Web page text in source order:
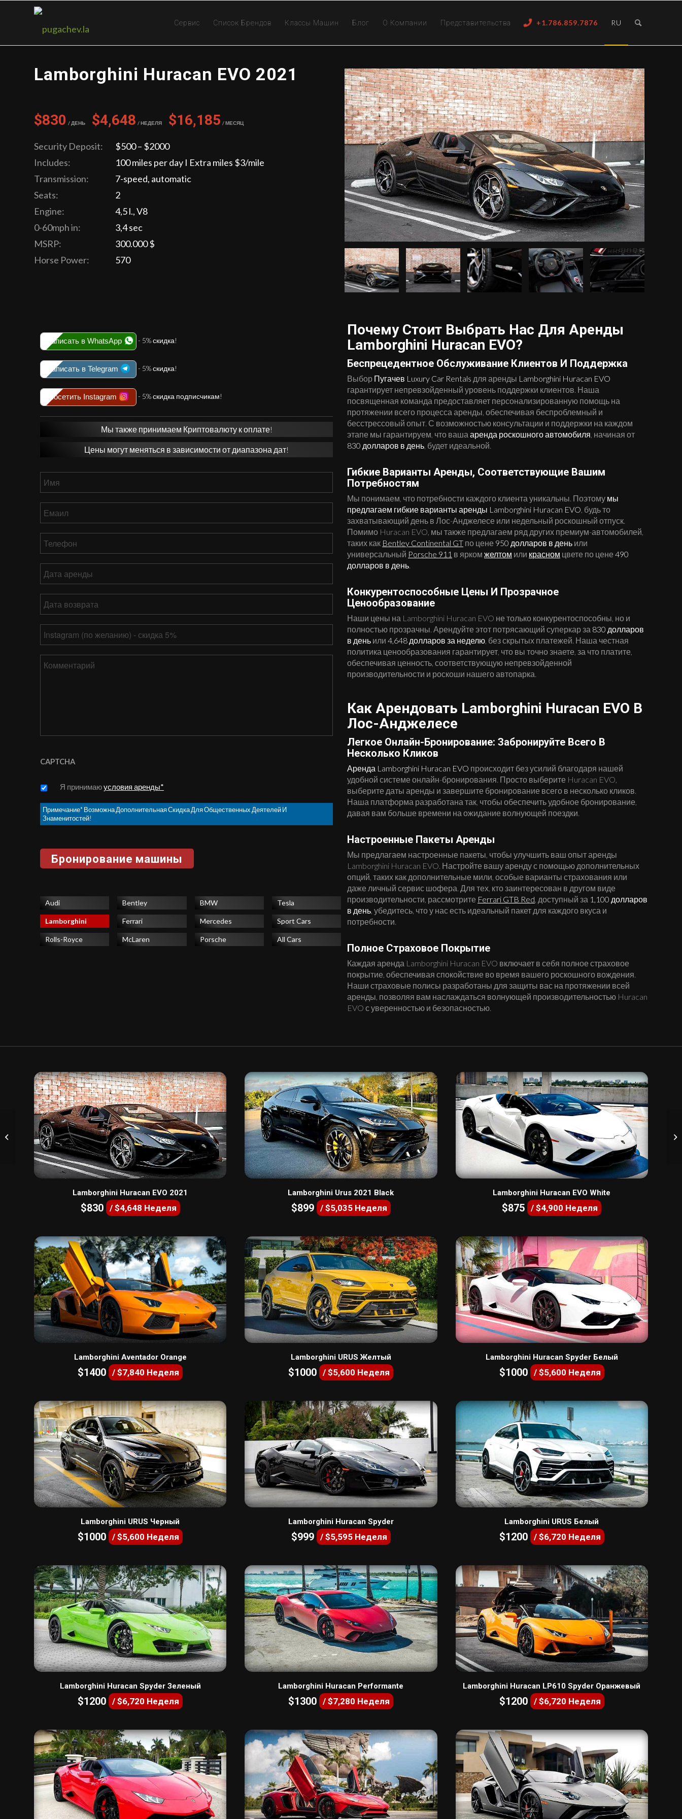
Сервис Список Брендов Классы Машин Блог О Компании Представительства +1.786.859.7876 RU
Lamborghini Huracan EVO 2021
$830 / День $4,648 / Неделя $16,185 / Месяц
Security Deposit:
$500 – $2000
Includes:
100 miles per day I Extra miles $3/mile
Transmission:
7-speed, automatic
Seats:
2
Engine:
4,5 l., V8
0-60mph in:
3,4 sec
MSRP:
300.000 $
Horse Power:
570
Написать в WhatsApp - 5% скидка!
Написать в Telegram - 5% скидка!
Посетить Instagram - 5% скидка подписчикам!
Мы также принимаем Криптовалюту к оплате!
Цены могут меняться в зависимости от диапазона дат!
аренды
слеш
ДД
слеш
ГГГГ
возврата *
слеш
слеш
ГГГГ
Instagram
CAPTCHA
Untitled *
Я принимаюусловия аренды*
Примечание* Возможна Дополнительная Скидка Для Общественных Деятелей И
Знаменитостей!
Audi
Lamborghini
Rolls-Royce
Bentley
Ferrari
McLaren
BMW
Mercedes
Porsche
Tesla
Sport Cars
All Cars
Почему Стоит Выбрать Нас Для Аренды
Lamborghini Huracan EVO?
Беспрецедентное Обслуживание Клиентов И Поддержка
Выбор Пугачев Luxury Car Rentals для аренды Lamborghini Huracan EVO
гарантирует непревзойденный уровень поддержки клиентов. Наша
посвященная команда предоставляет персонализированную помощь на
протяжении всего процесса аренды, обеспечивая беспроблемный и
бесстрессовый опыт. С возможностью консультации и поддержки на каждом
этапе мы гарантируем, что вашааренда роскошного автомобиля, начиная от
830 долларов в день, будет идеальной.
Гибкие Варианты Аренды, Соответствующие Вашим
Потребностям
Мы понимаем, что потребности каждого клиента уникальны. Поэтому мы
предлагаем гибкие варианты аренды Lamborghini Huracan EVO, будь то
захватывающий день в Лос-Анджелесе или недельный роскошный отпуск.
Помимо Huracan EVO, мы также предлагаем ряд других премиум-автомобилей,
таких как Bentley Continental GT по цене 950 долларов в день или
универсальный Porsche 911 в яркомжелтом или красном цвете по цене490
долларов в день.
Конкурентоспособные Цены И Прозрачное
Ценообразование
Наши цены на Lamborghini Huracan EVO не только конкурентоспособны, но и
полностью прозрачны. Арендуйте этот потрясающий суперкар за 830 долларов
в день или4,648 долларов за неделю, без скрытых платежей. Наша честная
политика ценообразования гарантирует, что вы точно знаете, за что платите,
обеспечивая ценность, соответствующую непревзойденной
производительности и роскоши нашего автопарка.
Как Арендовать Lamborghini Huracan EVO В
Лос-Анджелесе
Легкое Онлайн-Бронирование: Забронируйте Всего В
Несколько Кликов
Аренда Lamborghini Huracan EVO происходит без усилий благодаря нашей
удобной системе онлайн-бронирования. Просто выберите Huracan EVO,
выберите даты аренды и завершите бронирование всего в несколько кликов.
Наша платформа разработана так, чтобы обеспечить удобное бронирование,
давая вам больше времени на ожидание волнующей поездки.
Настроенные Пакеты Аренды
Мы предлагаем настроенные пакеты, чтобы улучшить ваш опыт аренды
Lamborghini Huracan EVO. Настройте вашу аренду с помощью дополнительных
опций, таких как дополнительные мили, особые варианты страхования или
даже личный сервис шофера. Для тех, кто заинтересован в другом виде
производительности, рассмотрите Ferrari GTB Red, доступный за 1,100 долларов
в день, убедитесь, что у нас есть идеальный пакет для каждого вкуса и
потребности.
Полное Страховое Покрытие
Каждая аренда Lamborghini Huracan EVO включает в себя полное страховое
покрытие, обеспечивая спокойствие во время вашего роскошного вождения.
Наши страховые полисы разработаны для защиты вас на протяжении всей
аренды, позволяя вам наслаждаться волнующей производительностью Huracan
EVO с уверенностью и безопасностью.
Lamborghini Huracan EVO 2021
$830 / $4,648 Неделя
Lamborghini Urus 2021 Black
$899 / $5,035 Неделя
Lamborghini Huracan EVO White
$875 / $4,900 Неделя
Lamborghini Aventador Orange
$1400 / $7,840 Неделя
Lamborghini URUS Желтый
$1000 / $5,600 Неделя
Lamborghini Huracan Spyder Белый
$1000 / $5,600 Неделя
Lamborghini URUS Черный
$1000 / $5,600 Неделя
Lamborghini Huracan Spyder
$999 / $5,595 Неделя
Lamborghini URUS Белый
$1200 / $6,720 Неделя
Lamborghini Huracan Spyder Зеленый
$1200 / $6,720 Неделя
Lamborghini Huracan Performante
$1300 / $7,280 Неделя
Lamborghini Huracan LP610 Spyder Оранжевый
$1200 / $6,720 Неделя
McLaren 600LT 2022